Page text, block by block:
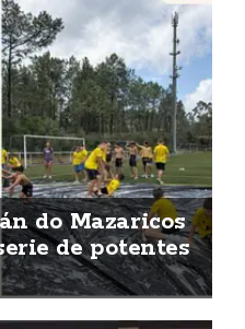
do Mazaricos
de potentes